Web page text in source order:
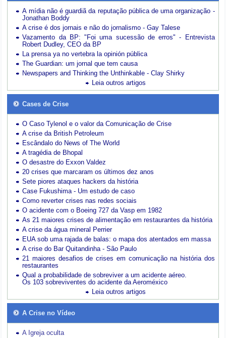
A mídia não é guardiã da reputação pública de uma organização -
Jonathan Boddy
A crise é dos jornais e não do jornalismo - Gay Talese
Vazamento da BP: "Foi uma sucessão de erros" - Entrevista
Robert Dudley, CEO da BP
La prensa ya no vertebra la opinión pública
The Guardian: um jornal que tem causa
Newspapers and Thinking the Unthinkable - Clay Shirky
Leia outros artigos
Cases de Crise
O Caso Tylenol e o valor da Comunicação de Crise
A crise da British Petroleum
Escândalo do News of The World
A tragédia de Bhopal
O desastre do Exxon Valdez
20 crises que marcaram os últimos dez anos
Sete piores ataques hackers da história
Case Fukushima - Um estudo de caso
Como reverter crises nas redes sociais
O acidente com o Boeing 727 da Vasp em 1982
As 21 maiores crises de alimentação em restaurantes da história
A crise da água mineral Perrier
EUA sob uma rajada de balas: o mapa dos atentados em massa
A crise do Bar Quitandinha - São Paulo
21 maiores desafios de crises em comunicação na história dos
restaurantes
Qual a probabilidade de sobreviver a um acidente aéreo.
Os 103 sobreviventes do acidente da Aeroméxico
Leia outros artigos
A Crise no Vídeo
A Igreja oculta